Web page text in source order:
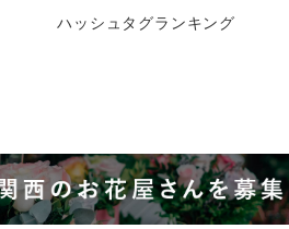
ハッシュタグランキング